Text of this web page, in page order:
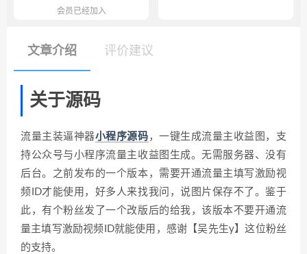
会员已经加入
文章介绍 评价建议
关于源码
流量主装逼神器小程序源码 ，一键生成流量主收益图，支
持公众号与小程序流量主收益图生成。无需服务器、没有
后台。之前发布的一个版本，需要开通流量主填写激励视
频ID才能使用，好多人来找我问，说图片保存不了。鉴于
此，有个粉丝发了一个改版后的给我，该版本不要开通流
量主填写激励视频ID就能使用，感谢【吴先生y】这位粉丝
的支持。